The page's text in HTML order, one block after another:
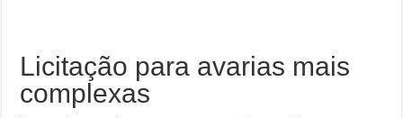
Licitação para avarias mais
complexas